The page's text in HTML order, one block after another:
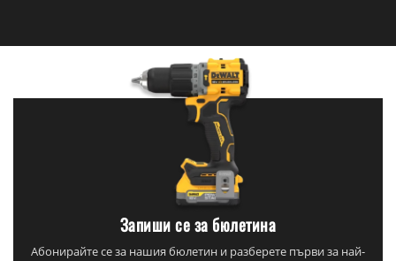
Запиши се за бюлетина
Абонирайте се за нашия бюлетин и разберете първи за най-